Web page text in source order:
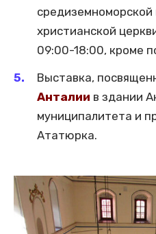
христианской
09:00-18:00, кроме
Выставка,
Анталии в здании
муниципалитета и
Ататюрка.